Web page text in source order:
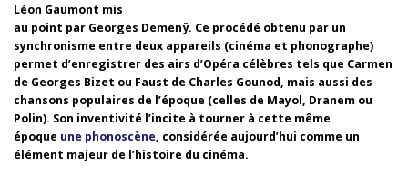
Léon Gaumont mis
au point par Georges Demenÿ. Ce procédé obtenu par un
synchronisme entre deux appareils (cinéma et phonographe)
permet d’enregistrer des airs d’Opéra célèbres tels que Carmen
de Georges Bizet ou Faust de Charles Gounod, mais aussi des
chansons populaires de l’époque (celles de Mayol, Dranem ou
Polin). Son inventivité l’incite à tourner à cette même
époque une phonoscène, considérée aujourd’hui comme un
élément majeur de l’histoire du cinéma.